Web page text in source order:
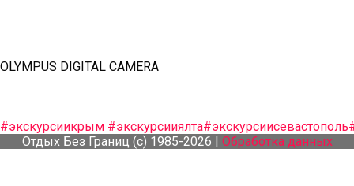
OLYMPUS DIGITAL CAMERA
#экскурсиикрым #экскурсииялта#экскурсиисевастополь
Отдых Без Границ (с) 1985-2026 | Обработка данных